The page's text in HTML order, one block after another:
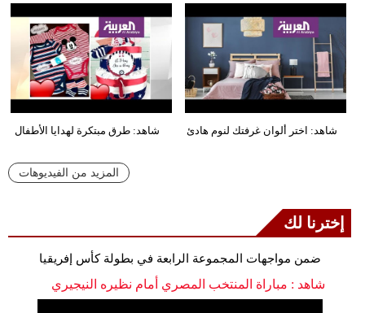
شاهد: طرق مبتكرة لهدايا الأطفال شاهد: اختر ألوان غرفتك لنوم هادئ
المزيد من الفيديوهات
إخترنا لك
ضمن مواجهات المجموعة الرابعة في بطولة كأس إفريقيا
شاهد : مباراة المنتخب المصري أمام نظيره النيجيري